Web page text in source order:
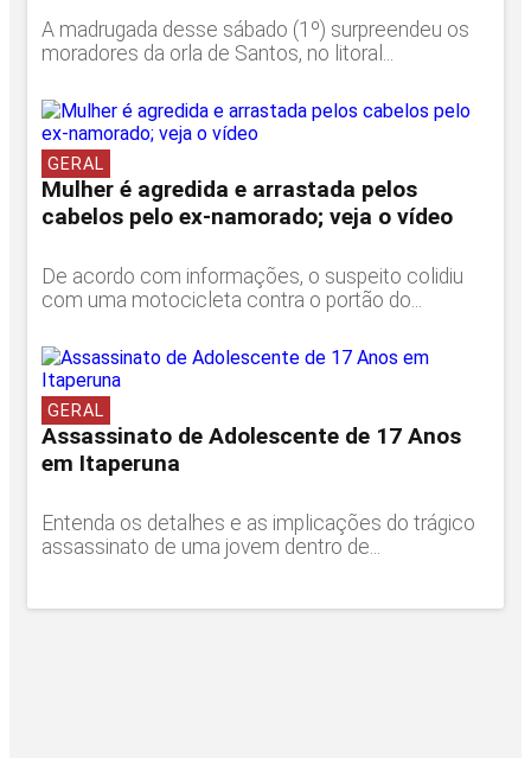
A madrugada desse sábado (1º) surpreendeu os
moradores da orla de Santos, no litoral...
GERAL
Mulher é agredida e arrastada pelos
cabelos pelo ex-namorado; veja o vídeo
De acordo com informações, o suspeito colidiu
com uma motocicleta contra o portão do...
GERAL
Assassinato de Adolescente de 17 Anos
em Itaperuna
Entenda os detalhes e as implicações do trágico
assassinato de uma jovem dentro de...